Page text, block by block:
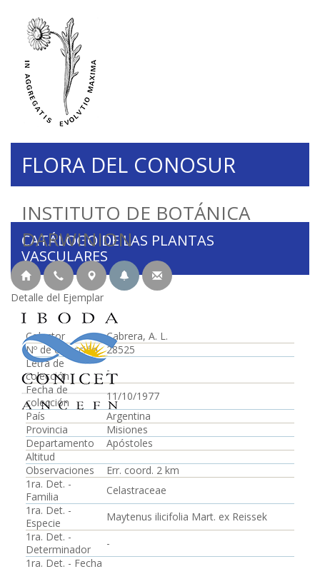
INSTITUTO DE BOTÁNICA
DARWINION
FLORA DEL CONOSUR
CATÁLOGO DE LAS PLANTAS
VASCULARES
Detalle del Ejemplar
Colector
Cabrera, A. L.
Nº de colección
28525
Letra de
colección
-
Fecha de
colección
11/10/1977
País
Argentina
Provincia
Misiones
Departamento
Apóstoles
Altitud
Observaciones
Err. coord. 2 km
1ra. Det. -
Familia
Celastraceae
1ra. Det. -
Especie
Maytenus ilicifolia Mart. ex Reissek
1ra. Det. -
Determinador
-
1ra. Det. - Fecha